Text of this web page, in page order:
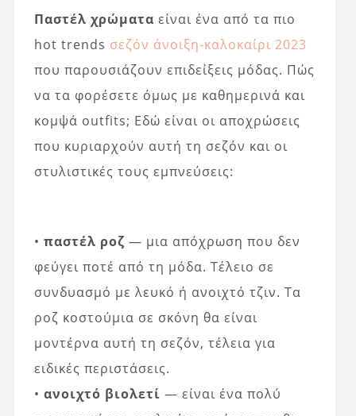
Παστέλ χρώματα είναι ένα από τα πιο
hot trends σεζόν άνοιξη-καλοκαίρι 2023
που παρουσιάζουν επιδείξεις μόδας. Πώς
να τα φορέσετε όμως με καθημερινά και
κομψά outfits; Εδώ είναι οι αποχρώσεις
που κυριαρχούν αυτή τη σεζόν και οι
στυλιστικές τους εμπνεύσεις:
• παστέλ ροζ — μια απόχρωση που δεν
φεύγει ποτέ από τη μόδα. Τέλειο σε
συνδυασμό με λευκό ή ανοιχτό τζιν. Τα
ροζ κοστούμια σε σκόνη θα είναι
μοντέρνα αυτή τη σεζόν, τέλεια για
ειδικές περιστάσεις.
• ανοιχτό βιολετί — είναι ένα πολύ